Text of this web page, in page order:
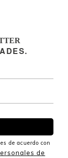
de acuerdo con
de